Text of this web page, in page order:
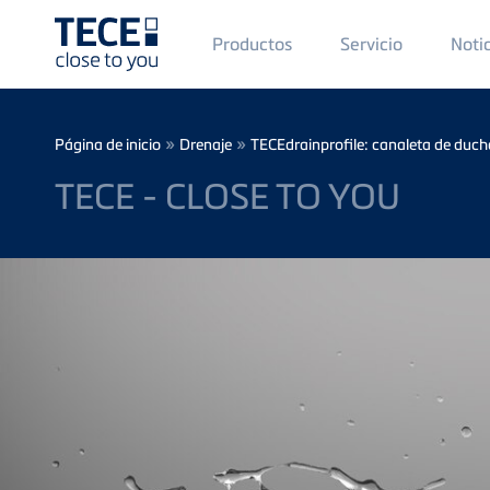
Main
Menü
1
Productos Servicio
Breadcrumb
Página de inicio » Drenaje » TECEdrainprofile: canaleta de
TECE - CLOSE TO YOU